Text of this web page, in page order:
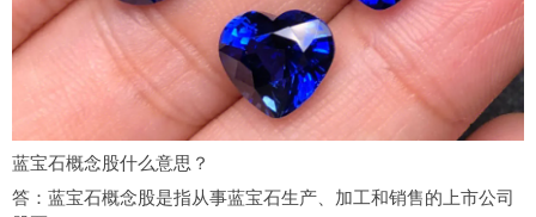
蓝宝石概念股什么意思？
答：蓝宝石概念股是指从事蓝宝石生产、加工和销售的上市公司